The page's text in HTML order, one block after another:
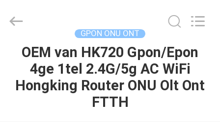
HUIS
PRODUCTEN
LIMITED.
GPON ONU ONT
OEM van HK720 Gpon/Epon
4ge 1tel 2.4G/5g AC WiFi
Hongking Router ONU Olt Ont
FTTH